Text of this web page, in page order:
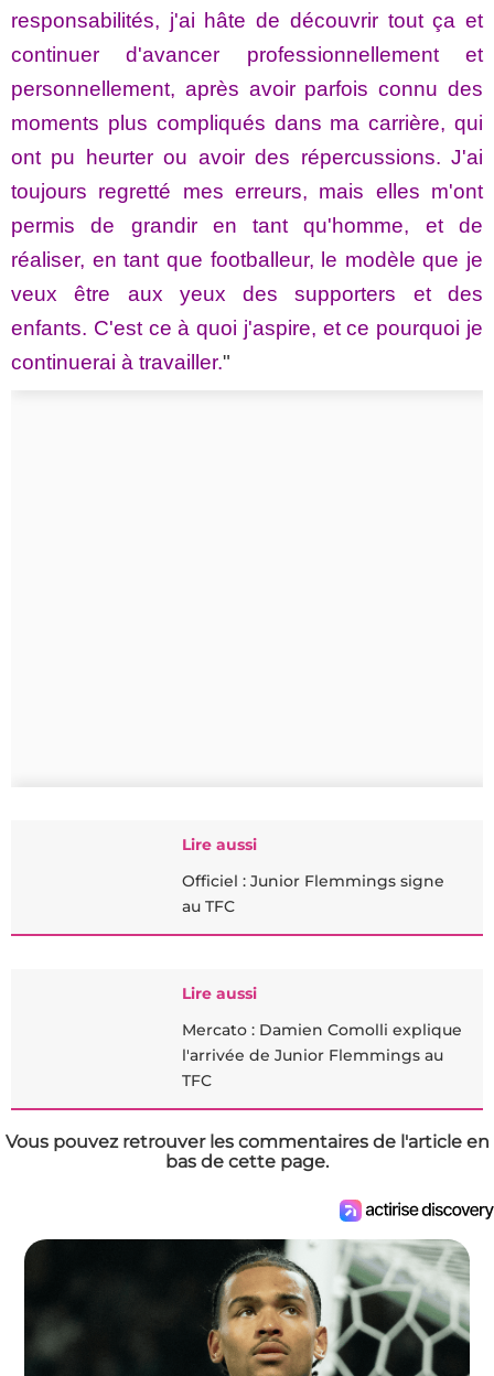
responsabilités, j'ai hâte de découvrir tout ça et
continuer d'avancer professionnellement et
personnellement, après avoir parfois connu des
moments plus compliqués dans ma carrière, qui
ont pu heurter ou avoir des répercussions. J'ai
toujours regretté mes erreurs, mais elles m'ont
permis de grandir en tant qu'homme, et de
réaliser, en tant que footballeur, le modèle que je
veux être aux yeux des supporters et des
enfants. C'est ce à quoi j'aspire, et ce pourquoi je
continuerai à travailler."
Lire aussi
Officiel : Junior Flemmings signe
au TFC
Lire aussi
Mercato : Damien Comolli explique
l'arrivée de Junior Flemmings au
TFC
Vous pouvez retrouver les commentaires de l'article en
bas de cette page.